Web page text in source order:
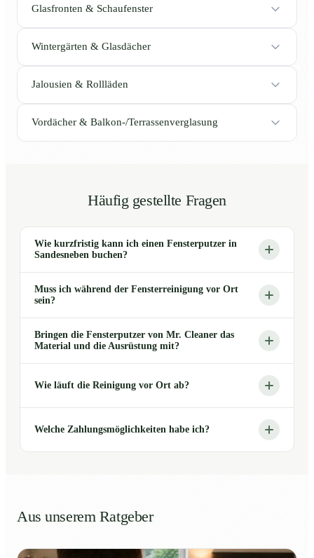
Glasfronten & Schaufenster
Wintergärten & Glasdächer
Jalousien & Rollläden
Vordächer & Balkon-/Terrassenverglasung
Häufig gestellte Fragen
Wie kurzfristig kann ich einen Fensterputzer in
Sandesneben buchen?
Muss ich während der Fensterreinigung vor Ort
sein?
Bringen die Fensterputzer von Mr. Cleaner das
Material und die Ausrüstung mit?
Wie läuft die Reinigung vor Ort ab?
Welche Zahlungsmöglichkeiten habe ich?
Aus unserem Ratgeber